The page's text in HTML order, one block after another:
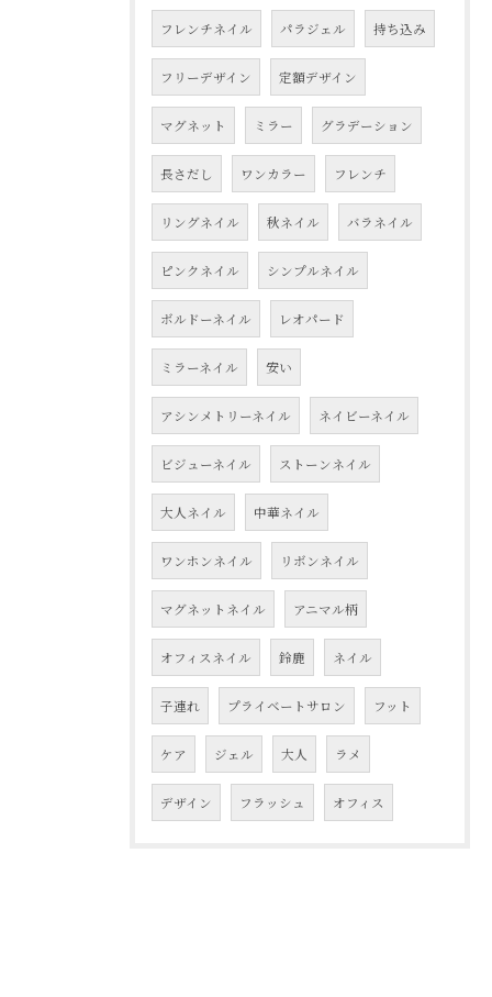
フレンチネイル パラジェル 持ち込み
フリーデザイン 定額デザイン
マグネット ミラー グラデーション
長さだし ワンカラー フレンチ
リングネイル 秋ネイル バラネイル
ピンクネイル シンプルネイル
ボルドーネイル レオパード
ミラーネイル 安い
アシンメトリーネイル ネイビーネイル
ビジューネイル ストーンネイル
大人ネイル 中華ネイル
ワンホンネイル リボンネイル
マグネットネイル アニマル柄
オフィスネイル 鈴鹿 ネイル
子連れ プライベートサロン フット
ケア ジェル 大人 ラメ
デザイン フラッシュ オフィス